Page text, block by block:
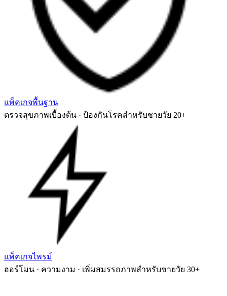
แพ็คเกจพื้นฐาน
ตรวจสุขภาพเบื้องต้น · ป้องกันโรคสำหรับชายวัย 20+
แพ็คเกจไพรม์
ฮอร์โมน · ความงาม · เพิ่มสมรรถภาพสำหรับชายวัย 30+